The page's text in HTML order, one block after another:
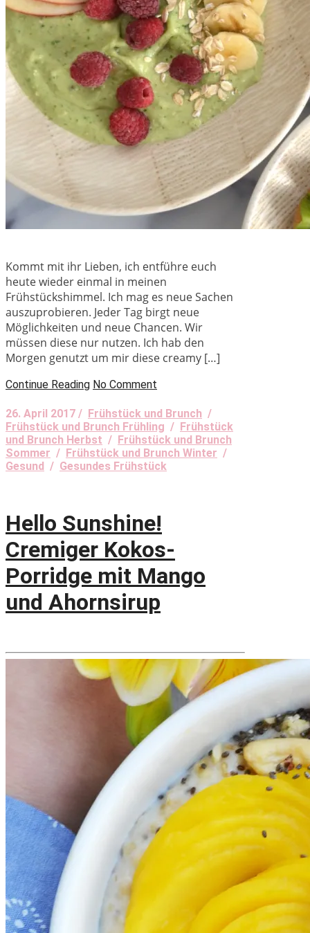
Kommt mit ihr Lieben, ich entführe euch
heute wieder einmal in meinen
Frühstückshimmel. Ich mag es neue Sachen
auszuprobieren. Jeder Tag birgt neue
Möglichkeiten und neue Chancen. Wir
müssen diese nur nutzen. Ich hab den
Morgen genutzt um mir diese creamy […]
Continue Reading No Comment
26. April 2017 / Frühstück und Brunch /
Frühstück und Brunch Frühling / Frühstück
und Brunch Herbst / Frühstück und Brunch
Sommer / Frühstück und Brunch Winter /
Gesund / Gesundes Frühstück
Hello Sunshine!
Cremiger Kokos-
Porridge mit Mango
und Ahornsirup